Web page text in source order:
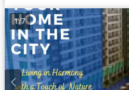
1/7